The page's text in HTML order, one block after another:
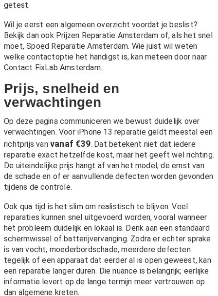
getest.
Wil je eerst een algemeen overzicht voordat je beslist?
Bekijk dan ook Prijzen Reparatie Amsterdam of, als het snel
moet,Spoed Reparatie Amsterdam. Wie juist wil weten
welke contactoptie het handigst is, kan meteen door naar
Contact FixLab Amsterdam.
Prijs, snelheid en
verwachtingen
Op deze pagina communiceren we bewust duidelijk over
verwachtingen. Voor iPhone 13 reparatie geldt meestal een
richtprijs van vanaf €39. Dat betekent niet dat iedere
reparatie exact hetzelfde kost, maar het geeft wel richting.
De uiteindelijke prijs hangt af van het model, de ernst van
de schade en of er aanvullende defecten worden gevonden
tijdens de controle.
Ook qua tijd is het slim om realistisch te blijven. Veel
reparaties kunnen snel uitgevoerd worden, vooral wanneer
het probleem duidelijk en lokaal is. Denk aan een standaard
schermwissel of batterijvervanging. Zodra er echter sprake
is van vocht, moederbordschade, meerdere defecten
tegelijk of een apparaat dat eerder al is open geweest, kan
een reparatie langer duren. Die nuance is belangrijk; eerlijke
informatie levert op de lange termijn meer vertrouwen op
dan algemene kreten.